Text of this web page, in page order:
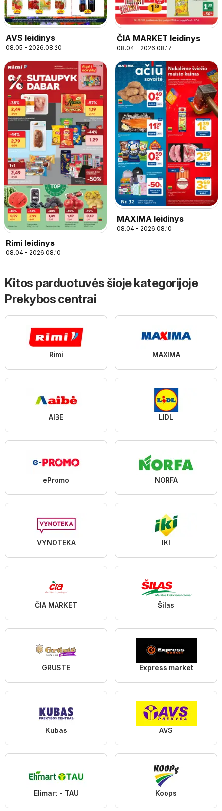
AVS leidinys
08.05 - 2026.08.20
ČIA MARKET leidinys
08.04 - 2026.08.17
Rimi leidinys
08.04 - 2026.08.10
MAXIMA leidinys
08.04 - 2026.08.10
Kitos parduotuvės šioje kategorijoje
Prekybos centrai
Rimi MAXIMA
AIBE LIDL
ePromo NORFA
VYNOTEKA IKI
ČIA MARKET Šilas
GRUSTE Express market
Kubas AVS
Elimart - TAU Koops